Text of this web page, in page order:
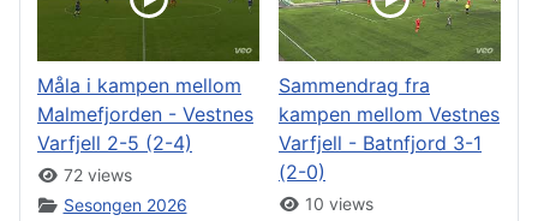
Måla i kampen mellom
Malmefjorden - Vestnes
Varfjell 2-5 (2-4)
72 views
Sesongen 2026
Sammendrag fra
kampen mellom Vestnes
Varfjell - Batnfjord 3-1
(2-0)
10 views